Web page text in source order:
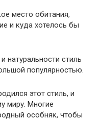
место обитания,
и куда хотелось бы
натуральности стиль
популярностью.
этот стиль, и
миру. Многие
особняк, чтобы